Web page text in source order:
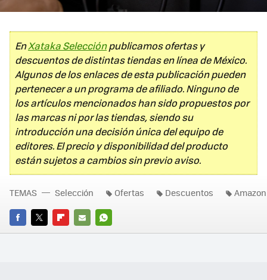
EnXataka Selecciónpublicamos ofertas y
descuentos de distintas tiendas en línea de México.
Algunos de los enlaces de esta publicación pueden
pertenecer a un programa de afiliado. Ninguno de
los artículos mencionados han sido propuestos por
las marcas ni por las tiendas, siendo su
introducción una decisión única del equipo de
editores. El precio y disponibilidad del producto
están sujetos a cambios sin previo aviso.
FACEBOOK
TWITTERFLIPBOARD
E-
WHATSAPP
TEMAS Selección Ofertas Descuentos